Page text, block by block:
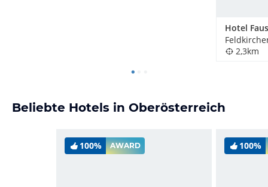
Hotel
2,3km
Beliebte Hotels in Oberösterreich
100% AWARD 100%